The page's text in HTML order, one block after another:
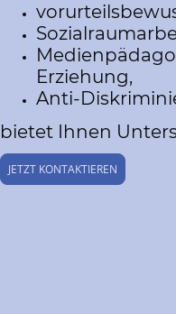
Erziehung,
Anti-
bietet Ihnen
JETZT KONTAKTIEREN